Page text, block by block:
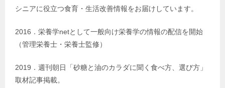
シニアに役立つ食育・生活改善情報をお届けしています。
2016．栄養学netとして一般向け栄養学の情報の配信を開始
（管理栄養士・栄養士監修）
2019．週刊朝日「砂糖と油のカラダに聞く食べ方、選び方」
取材記事掲載。